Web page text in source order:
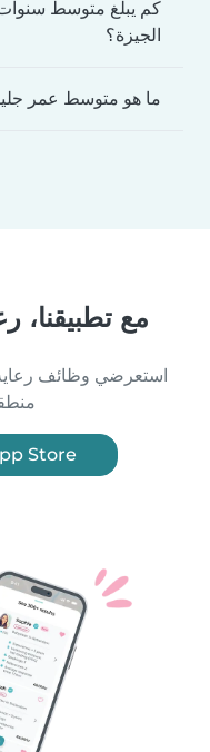
كم يبلغ متوسط
الجيزة؟
ما هو متوسط عمر
مع تطبيقنا،
استعرضي وظائف رعاية